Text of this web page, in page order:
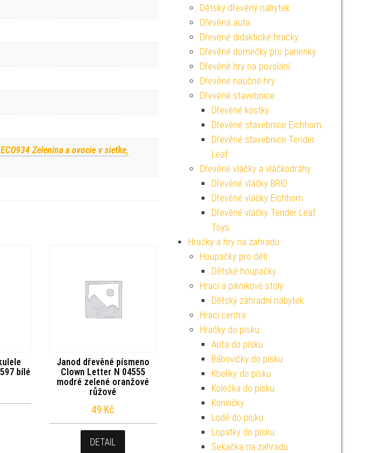
Zelenina a ovocie v sieťke,
bílé
Janod dřevěné písmeno
Clown Letter N 04555
modré zelené oranžové
růžové
49 Kč
DETAIL
Dětský dřevěný nábytek
Dřevěná auta
Dřevěné didaktické hračky
Dřevěné domečky pro panenky
Dřevěné hry na povolání
Dřevěné naučné hry
Dřevěné stavebnice
Dřevěné kostky
Dřevěné stavebnice Eichhorn
Dřevěné stavebnice Tender
Leaf
Dřevěné vláčky a vláčkodráhy
Dřevěné vláčky BRIO
Dřevěné vláčky Eichhorn
Dřevěné vláčky Tender Leaf
Toys
Hračky a hry na zahradu
Houpačky pro děti
Dětské houpačky
Hrací a piknikové stoly
Dětský záhradní nábytek
Hrací centra
Hračky do písku
Auta do písku
Bábovičky do písku
Kbelíky do písku
Kolečka do písku
Konvičky
Lodě do písku
Lopatky do písku
Sekačka na zahradu